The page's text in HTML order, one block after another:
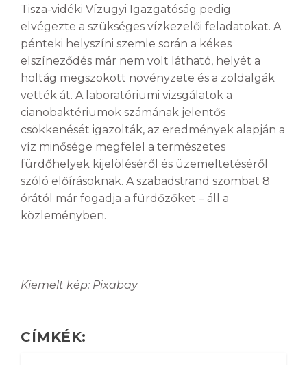
Tisza-vidéki Vízügyi Igazgatóság pedig
elvégezte a szükséges vízkezelői feladatokat. A
pénteki helyszíni szemle során a kékes
elszíneződés már nem volt látható, helyét a
holtág megszokott növényzete és a zöldalgák
vették át. A laboratóriumi vizsgálatok a
cianobaktériumok számának jelentős
csökkenését igazolták, az eredmények alapján a
víz minősége megfelel a természetes
fürdőhelyek kijelöléséről és üzemeltetéséről
szóló előírásoknak. A szabadstrand szombat 8
órától már fogadja a fürdőzőket – áll a
közleményben.
Kiemelt kép: Pixabay
CÍMKÉK: